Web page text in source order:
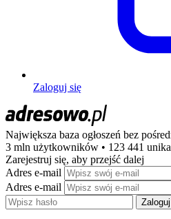
Zaloguj się
Największa baza ogłoszeń bez
3 mln użytkowników • 123 441
Zarejestruj się, aby przejść dalej
Adres e-mail
Adres e-mail